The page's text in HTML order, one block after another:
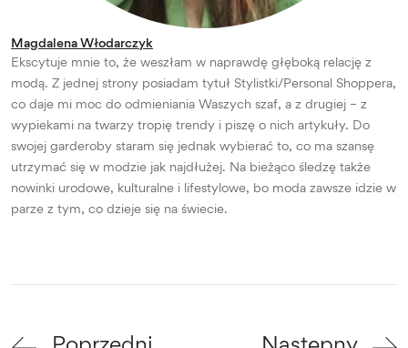
Magdalena Włodarczyk
Ekscytuje mnie to, że weszłam w naprawdę głęboką relację z
modą. Z jednej strony posiadam tytuł Stylistki/Personal Shoppera,
co daje mi moc do odmieniania Waszych szaf, a z drugiej – z
wypiekami na twarzy tropię trendy i piszę o nich artykuły. Do
swojej garderoby staram się jednak wybierać to, co ma szansę
utrzymać się w modzie jak najdłużej. Na bieżąco śledzę także
nowinki urodowe, kulturalne i lifestylowe, bo moda zawsze idzie w
parze z tym, co dzieje się na świecie.